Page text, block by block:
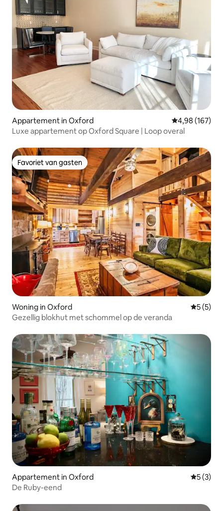
Appartement in Oxford Gemiddelde
4,98 (167)
Luxe appartement op Oxford Square | Loop overal
Favoriet van gasten
Favoriet van gasten
Woning in Oxford
5 (5)
Gezellig blokhut met schommel op de veranda
Appartement in Oxford
5 (3)
De Ruby-eend